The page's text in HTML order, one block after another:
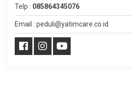
Telp : 085864345076
Email : peduli@yatimcare.co.id